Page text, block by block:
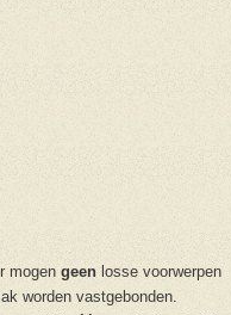
mogen geen losse voorwerpen
worden vastgebonden.